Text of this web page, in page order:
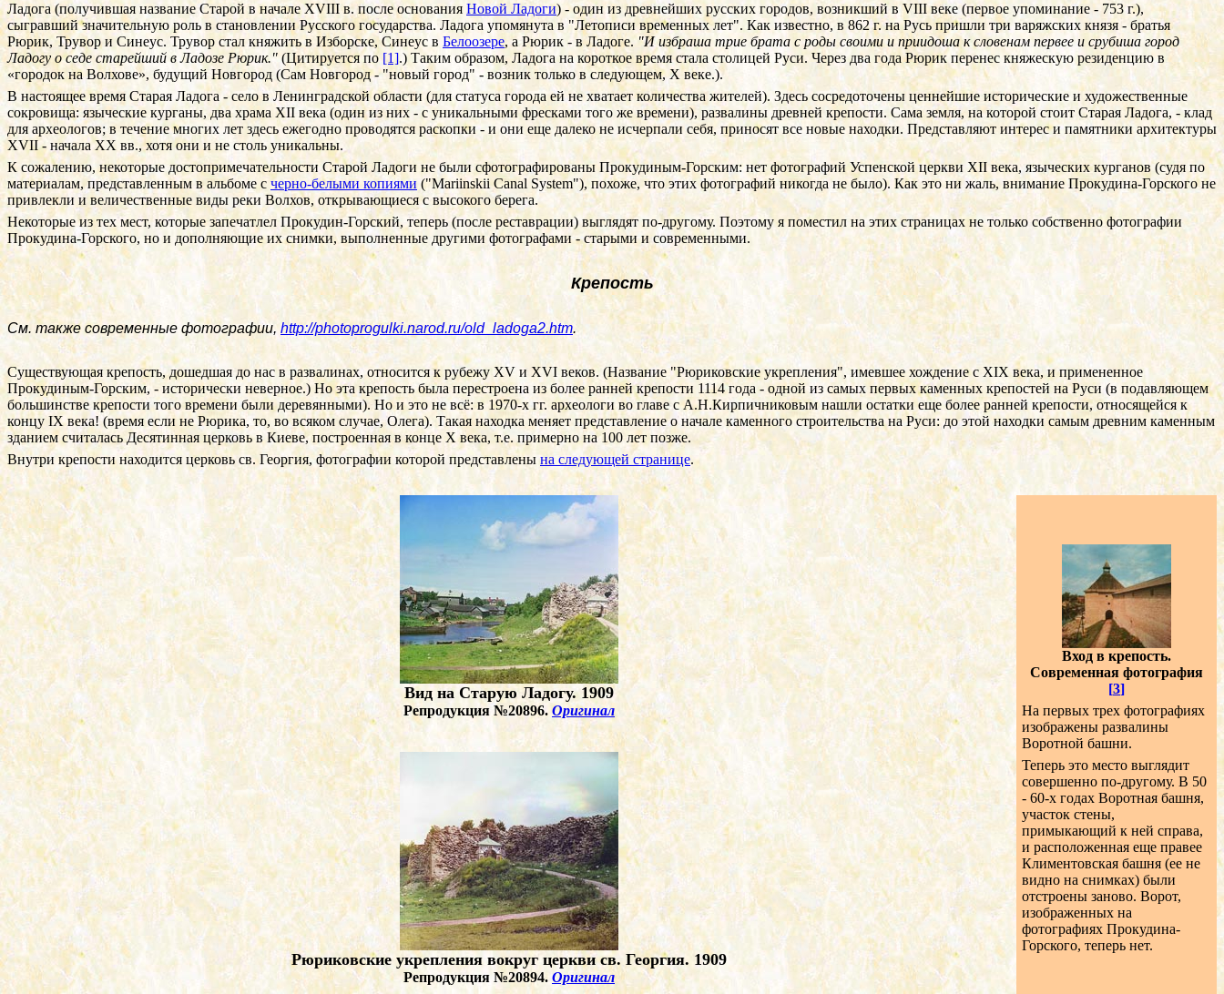
Ладога (получившая название Старой в началеXVIII в. после основания Новой Ладоги) - один из древнейших русских городов, возникший в VIIIвеке (первое упоминание - 753 г.),
сыгравший значительную роль в становлении Русского государства. Ладога упомянута в "Летописи временных лет". Как известно, в 862 г. на Русь пришли три варяжских князя - братья
Рюрик, Трувор и Синеус. Трувор стал княжить в Изборске, Синеус в Белоозере, а Рюрик - в Ладоге. "И избраша трие брата с роды своими и приидоша к словенам первее и срубиша город
Ладогу о седе старейший в Ладозе Рюрик." (Цитируется по[1].) Таким образом, Ладога на короткое время стала столицей Руси. Через два года Рюрик перенес княжескую резиденцию в
«городок на Волхове», будущий Новгород (Сам Новгород - "новый город" - возник только в следующем, X веке.).
В настоящее время Старая Ладога - село в Ленинградской области (для статуса города ей не хватает количества жителей). Здесь сосредоточены ценнейшие исторические и художественные
сокровища: языческие курганы, два храма XII века (один из них - с уникальными фресками того же времени), развалины древней крепости. Сама земля, на которой стоит Старая Ладога, - клад
для археологов; в течение многих лет здесь ежегодно проводятся раскопки - и они еще далеко не исчерпали себя, приносят все новые находки. Представляют интерес и памятники архитектуры
XVII - началаXX вв., хотя они и не столь уникальны.
К сожалению, некоторые достопримечательности Старой Ладоги не были сфотографированы Прокудиным-Горским: нет фотографий Успенской церкви XII века, языческих курганов (судя по
материалам, представленным в альбоме с черно-белыми копиями ("Mariinskii Canal System"), похоже, что этих фотографий никогда не было). Как это ни жаль, внимание Прокудина-Горского не
привлекли и величественные виды реки Волхов, открывающиеся с высокого берега.
Некоторые из тех мест, которые запечатлел Прокудин-Горский, теперь (после реставрации) выглядят по-другому. Поэтому я поместил на этих страницах не только собственно фотографии
Прокудина-Горского, но и дополняющие их снимки, выполненные другими фотографами - старыми и современными.
Крепость
См. также современные фотографии,http://photoprogulki.narod.ru/old_ladoga2.htm.
Существующая крепость, дошедшая до нас в развалинах, относится к рубежу XV и XVI веков. (Название "Рюриковские укрепления", имевшее хождениеc XIXвека, и примененное
Прокудиным-Горским, - исторически неверное.) Но эта крепость была перестроена из более ранней крепости 1114 года - одной из самых первых каменных крепостей на Руси (в подавляющем
большинстве крепости того времени были деревянными). Но и это не всё: в 1970-х гг. археологи во главе с А.Н.Кирпичниковым нашли остатки еще более ранней крепости, относящейся к
концу IXвека! (время если не Рюрика, то, во всяком случае, Олега). Такая находка меняет представление о начале каменного строительства на Руси: до этой находки самым древним каменным
зданием считалась Десятинная церковь в Киеве, построенная в конце Xвека, т.е. примерно на 100 лет позже.
Внутри крепости находится церковь св. Георгия, фотографии которой представленына следующей странице.
Вид на Старую Ладогу. 1909
Репродукция №20896. Оригинал
Рюриковские укрепления вокруг церкви св. Георгия. 1909
Репродукция №20894. Оригинал
Вход в крепость.
Современная фотография
[3]
На первых трех фотографиях
изображены развалины
Воротной башни.
Теперь это место выглядит
совершенно по-другому. В 50
- 60-х годах Воротная башня,
участок стены,
примыкающий к ней справа,
и расположенная еще правее
Климентовская башня (ее не
видно на снимках) были
отстроены заново. Ворот,
изображенных на
фотографиях Прокудина-
Горского, теперь нет.